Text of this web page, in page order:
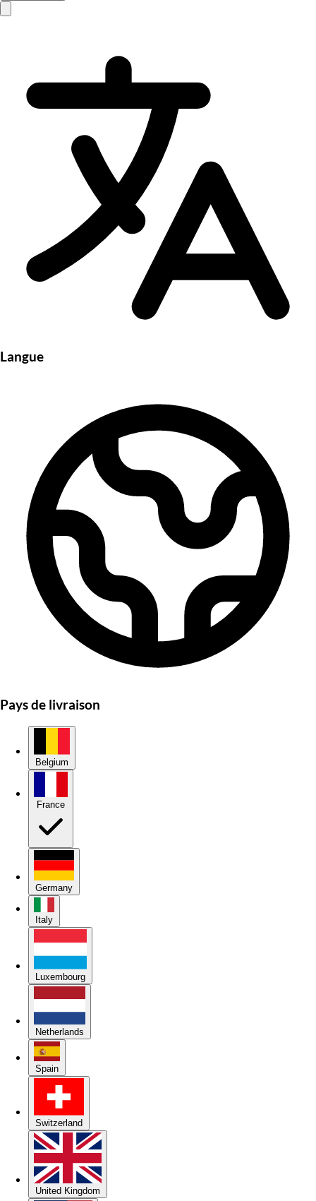
Langue
Pays de livraison
Belgium
Germany
Italy
Luxembourg
Netherlands
Spain
Switzerland
United Kingdom